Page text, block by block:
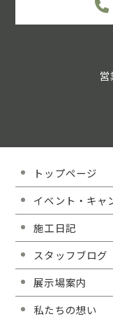
トップページ
イベント・キャ
施工日記
スタッフブログ
展示場案内
私たちの想い